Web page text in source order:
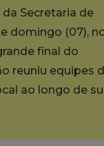
Secretaria de
domingo (07),
final do
reuniu equipes
ao longo de